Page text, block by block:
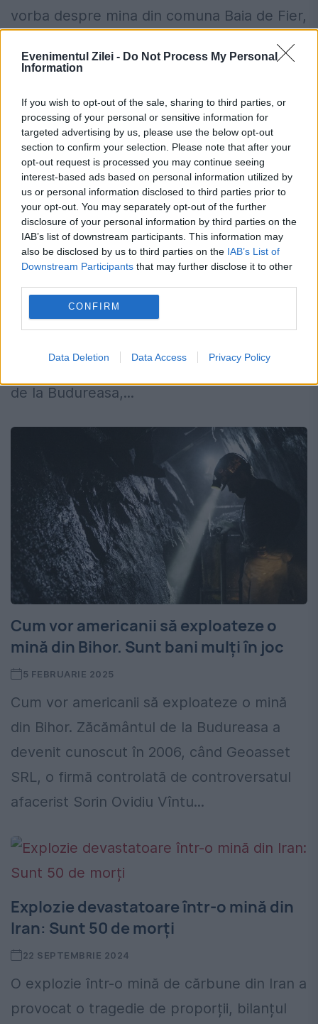
Evenimentul Zilei - Do Not Process My Personal
Information
If you wish to opt-out of the sale, sharing to third parties, or
processing of your personal or sensitive information for
targeted advertising by us, please use the below opt-out
section to confirm your selection. Please note that after your
opt-out request is processed you may continue seeing
interest-based ads based on personal information utilized by
us or personal information disclosed to third parties prior to
your opt-out. You may separately opt-out of the further
disclosure of your personal information by third parties on the
IAB’s list of downstream participants. This information may
also be disclosed by us to third parties on the IAB’s List of
Downstream Participants that may further disclose it to other
CONFIRM
Data Deletion Data Access Privacy Policy
vorba despre mina din comuna Baia de Fier,
important zăcământ de grafit din Europa.
Americanii vor exploata zăcământul
strategic de la Budureasa, Bihor, unic
în UE
25 MARTIE 2025
Ceea ce nu a reușit Sorin Ovidiu Vântu în
2006 vor reuși americanii de la Verde
Europene. Americanii vor exploata comoara
de la Budureasa,...
Cum vor americanii să exploateze o
mină din Bihor. Sunt bani mulți în joc
5 FEBRUARIE 2025
Cum vor americanii să exploateze o mină
din Bihor. Zăcământul de la Budureasa a
devenit cunoscut în 2006, când Geoasset
SRL, o firmă controlată de controversatul
afacerist Sorin Ovidiu Vîntu...
Explozie devastatoare într-o mină din
Iran: Sunt 50 de morți
22 SEPTEMBRIE 2024
O explozie într-o mină de cărbune din Iran a
provocat o tragedie de proporții, bilanțul